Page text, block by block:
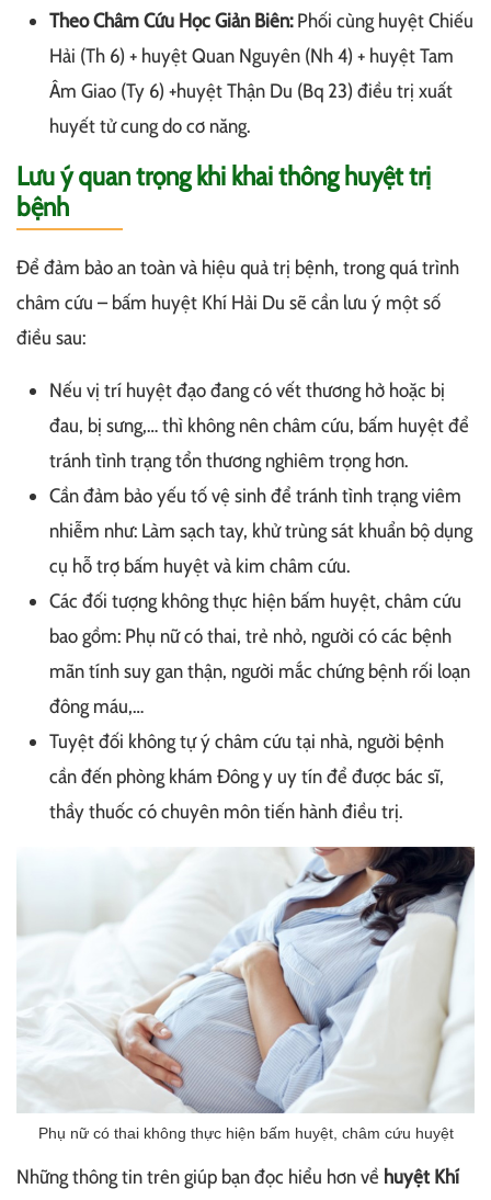
Theo Châm Cứu Học Giản Biên:Phối cùng huyệt Chiếu
Hải (Th 6) + huyệt Quan Nguyên (Nh 4) + huyệt Tam
Âm Giao (Ty 6) +huyệt Thận Du (Bq 23) điều trị xuất
huyết tử cung do cơ năng.
Lưu ý quan trọng khi khai thông huyệt trị
bệnh
Để đảm bảo an toàn và hiệu quả trị bệnh, trong quá trình
châm cứu – bấm huyệt Khí Hải Du sẽ cần lưu ý một số
điều sau:
Nếu vị trí huyệt đạo đang có vết thương hở hoặc bị
đau, bị sưng,… thì không nên châm cứu, bấm huyệt để
tránh tình trạng tổn thương nghiêm trọng hơn.
Cần đảm bảo yếu tố vệ sinh để tránh tình trạng viêm
nhiễm như: Làm sạch tay, khử trùng sát khuẩn bộ dụng
cụ hỗ trợ bấm huyệt và kim châm cứu.
Các đối tượng không thực hiện bấm huyệt, châm cứu
bao gồm: Phụ nữ có thai, trẻ nhỏ, người có các bệnh
mãn tính suy gan thận, người mắc chứng bệnh rối loạn
đông máu,…
Tuyệt đối không tự ý châm cứu tại nhà, người bệnh
cần đến phòng khám Đông y uy tín để được bác sĩ,
thầy thuốc có chuyên môn tiến hành điều trị.
Phụ nữ có thai không thực hiện bấm huyệt, châm cứu huyệt
Những thông tin trên giúp bạn đọc hiểu hơn về huyệt Khí